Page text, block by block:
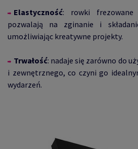
Elastyczność: rowki
pozwalają na zginanie i
umożliwiając kreatywne projekty.
Trwałość: nadaje się zarówno do
i zewnętrznego, co czyni go
wydarzeń.